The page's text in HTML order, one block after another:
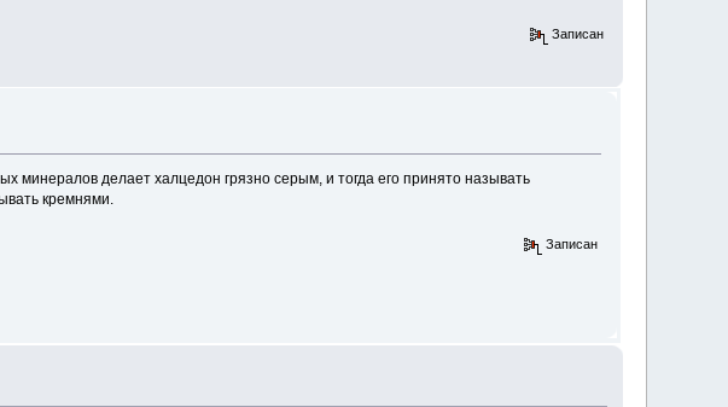
Записан
минералов делает халцедон грязно серым, и тогда его принято называть
кремнями.
Записан